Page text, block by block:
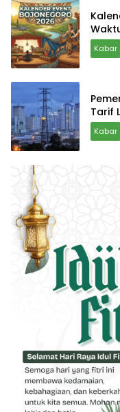
Kabar
Tarif
Kabar